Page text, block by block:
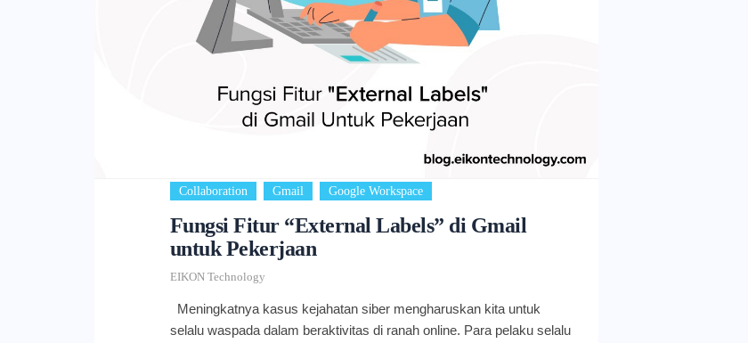
Collaboration Gmail Google Workspace
Fungsi Fitur “External Labels” di Gmail
untuk Pekerjaan
EIKON Technology
Meningkatnya kasus kejahatan siber mengharuskan kita untuk
selalu waspada dalam beraktivitas di ranah online. Para pelaku selalu